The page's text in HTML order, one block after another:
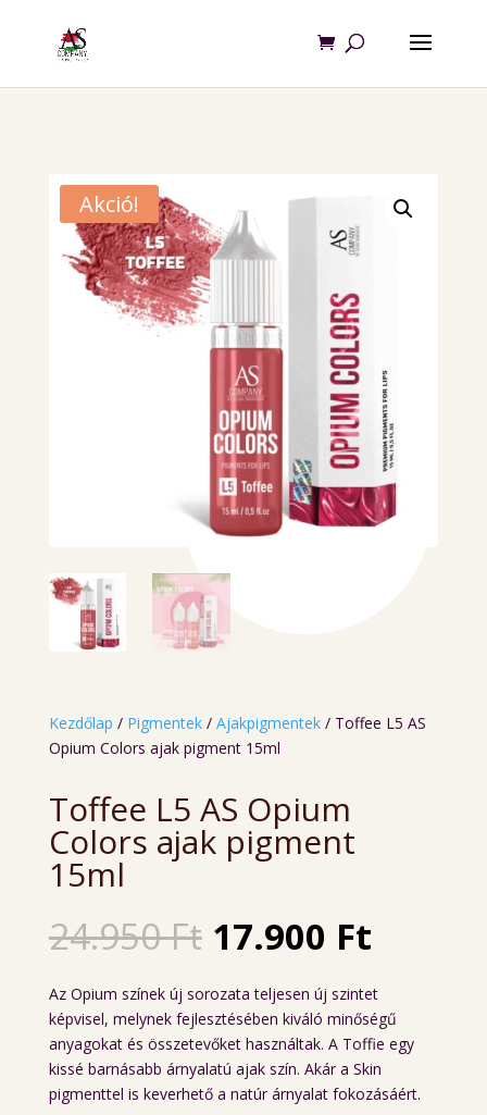
Akció!
Kezdőlap / Pigmentek/ Ajakpigmentek/ Toffee L5 AS
Opium Colors ajak pigment 15ml
Toffee L5 AS Opium
Colors ajak pigment
15ml
24.950Ft Original
price
was:
24.950 Ft.
17.900 Ftprice
is:
Az Opium színek új sorozata teljesen új szintet
képvisel, melynek fejlesztésében kiváló minőségű
anyagokat és összetevőket használtak. A Toffie egy
kissé barnásabb árnyalatú ajak szín. Akár a Skin
pigmenttel is keverhető a natúr árnyalat fokozásáért.